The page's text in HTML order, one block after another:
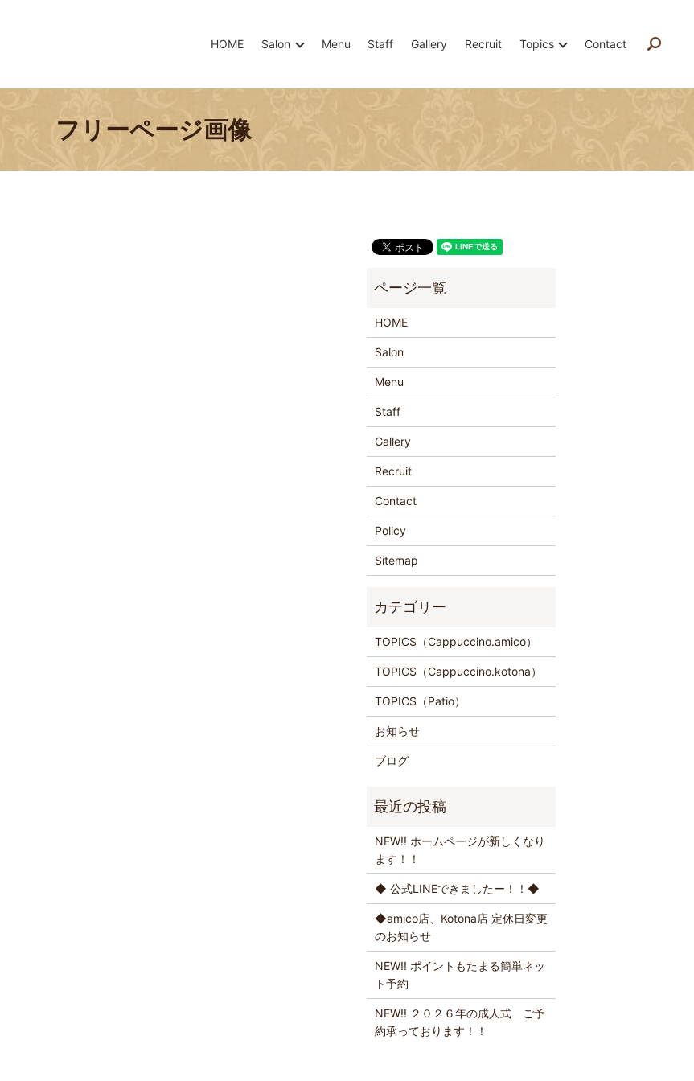
HOME Salon Menu Staff Gallery Recruit Topics Contact
フリーページ画像
HOME
Salon
Menu
Staff
Gallery
Recruit
Contact
Policy
Sitemap
TOPICS（Cappuccino.amico）
TOPICS（Cappuccino.kotona）
TOPICS（Patio）
お知らせ
ブログ
NEW!! ホームページが新しくなり
ます！！
◆ 公式LINEできましたー！！◆
◆amico店、Kotona店 定休日変更
のお知らせ
NEW!! ポイントもたまる簡単ネッ
ト予約
NEW!! ２０２６年の成人式 ご予
約承っております！！